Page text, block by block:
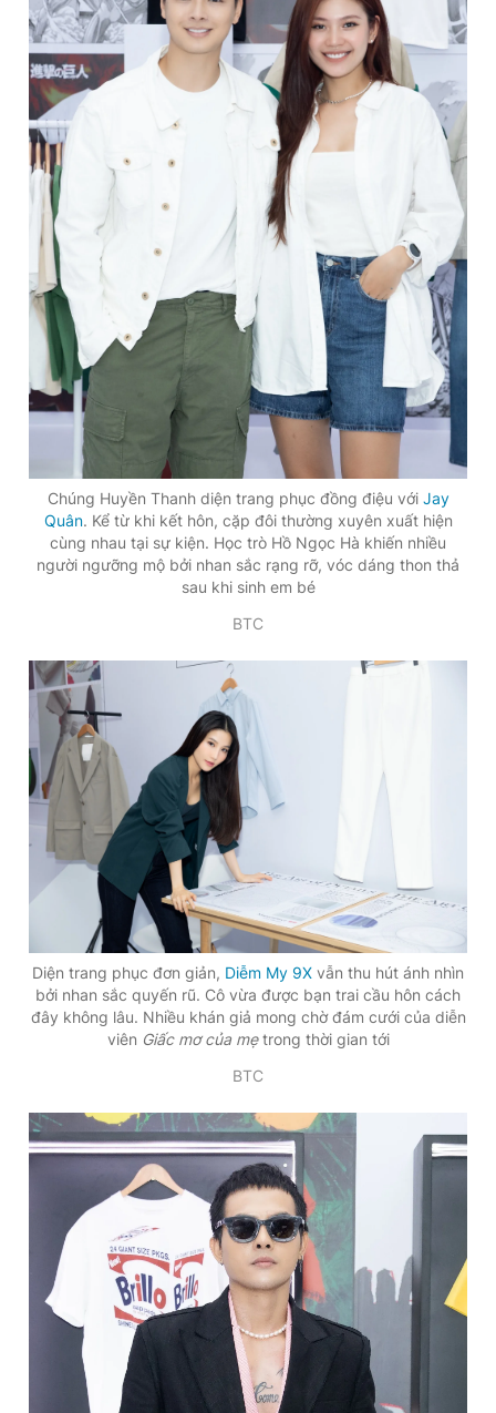
Chúng Huyền Thanh diện trang phục đồng điệu với Jay
Quân. Kể từ khi kết hôn, cặp đôi thường xuyên xuất hiện
cùng nhau tại sự kiện. Học trò Hồ Ngọc Hà khiến nhiều
người ngưỡng mộ bởi nhan sắc rạng rỡ, vóc dáng thon thả
sau khi sinh em bé
BTC
Diện trang phục đơn giản, Diễm My 9X vẫn thu hút ánh nhìn
bởi nhan sắc quyến rũ. Cô vừa được bạn trai cầu hôn cách
đây không lâu. Nhiều khán giả mong chờ đám cưới của diễn
viên Giấc mơ của mẹtrong thời gian tới
BTC